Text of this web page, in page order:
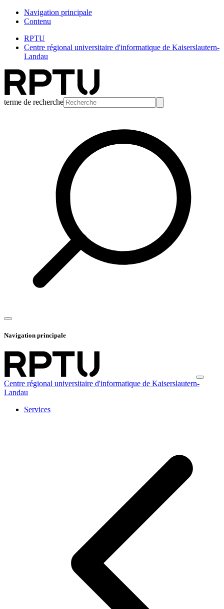
Navigation principale
Contenu
RPTU
Centre régional universitaire d'informatique de Kaiserslautern-
Landau
terme de recherche
Navigation principale
Centre régional universitaire d'informatique de Kaiserslautern-
Landau
Services